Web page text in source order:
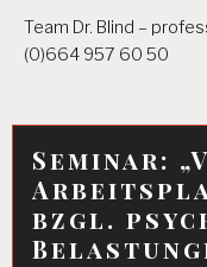
Team Dr. Blind –
(0)664 957 60 50
Seminar:
bzgl.